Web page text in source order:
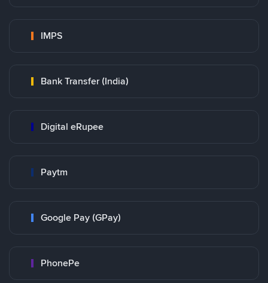
IMPS
Bank Transfer (India)
Digital eRupee
Paytm
Google Pay (GPay)
PhonePe